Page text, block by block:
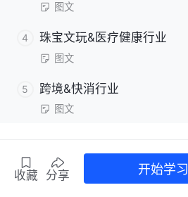
图文
4 珠宝文玩&医疗健康行业
图文
5 跨境&快消行业
图文
收藏 分享 开始学习